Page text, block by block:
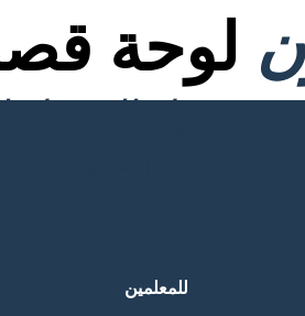
لوحة
للمعلمين